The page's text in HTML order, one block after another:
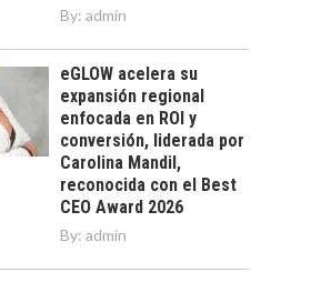
By: admin
eGLOW acelera su
expansión regional
enfocada en ROI y
conversión, liderada por
Carolina Mandil,
reconocida con el Best
CEO Award 2026
By: admin